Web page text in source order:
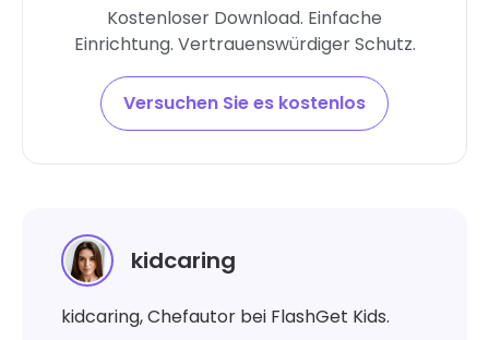
Kostenloser Download. Einfache
Einrichtung. Vertrauenswürdiger Schutz.
Versuchen Sie es kostenlos
kidcaring
kidcaring, Chefautor bei FlashGet Kids.